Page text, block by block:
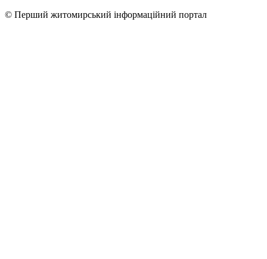
© Перший житомирський інформаційний портал